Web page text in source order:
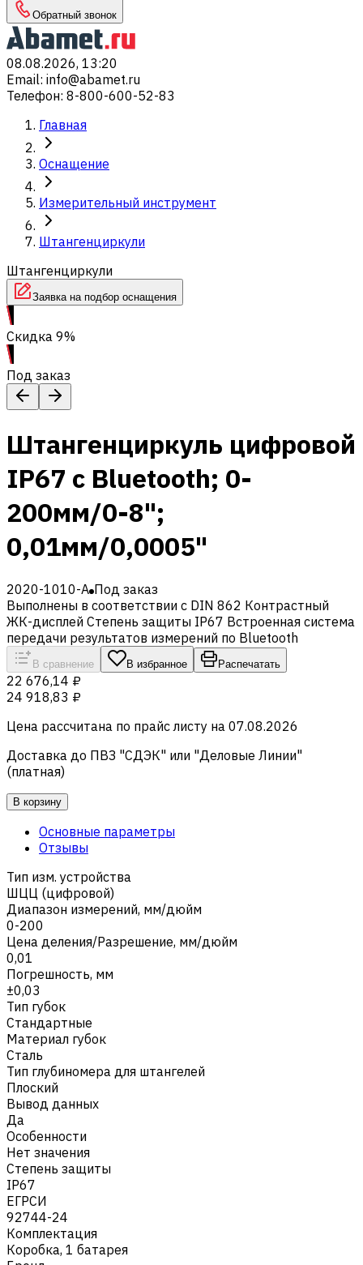
Обратный звонок
08.08.2026, 13:20
Email: info@abamet.ru
Телефон: 8-800-600-52-83
Главная
Оснащение
Измерительный инструмент
Штангенциркули
Штангенциркули
Заявка на подбор оснащения
Скидка 9%
Под заказ
Штангенциркуль цифровой
IP67 с Bluetooth; 0-
200мм/0-8";
0,01мм/0,0005"
2020-1010-A Под заказ
Выполнены в соответствии с DIN 862 Контрастный
ЖК-дисплей Степень защиты IP67 Встроенная система
передачи результатов измерений по Bluetooth
В сравнение В избранное Распечатать
22 676,14 ₽
24 918,83 ₽
Цена рассчитана по прайс листу на 07.08.2026
Доставка до ПВЗ "СДЭК" или "Деловые Линии"
(платная)
В корзину
Основные параметры
Отзывы
Тип изм. устройства
ШЦЦ (цифровой)
Диапазон измерений, мм/дюйм
0-200
Цена деления/Разрешение, мм/дюйм
0,01
Погрешность, мм
±0,03
Тип губок
Стандартные
Материал губок
Сталь
Тип глубиномера для штангелей
Плоский
Вывод данных
Да
Особенности
Нет значения
Степень защиты
IP67
ЕГРСИ
92744-24
Комплектация
Коробка, 1 батарея